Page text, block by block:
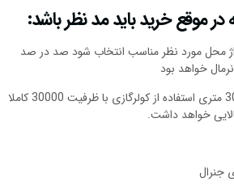
موقع خرید باید مد نظر باشد:
محل مورد نظر مناسب انتخاب شود صد در صد
خواهد بود
به طور مثال برای یک اتاق 30 متری استفاده از کولرگازی با ظرفیت 30000 کاملا
خواهد داشت.
جنرال